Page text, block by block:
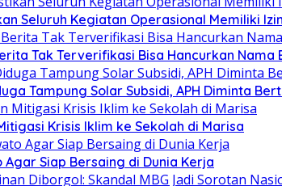
Seluruh Kegiatan Operasional Memiliki
Tak Terverifikasi Bisa Hancurkan
Tampung Solar Subsidi, APH Diminta
Krisis Iklim ke Sekolah di Marisa
Agar Siap Bersaing di Dunia Kerja